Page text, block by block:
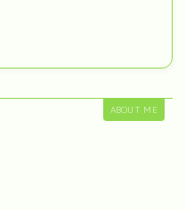
ABOUT ME